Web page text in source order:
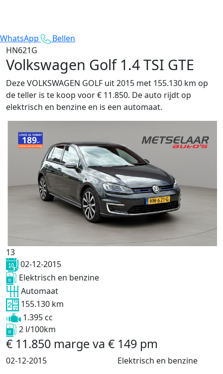
WhatsApp
Bellen
HN621G
Volkswagen Golf 1.4 TSI GTE
Deze VOLKSWAGEN GOLF uit 2015 met 155.130 km op
de teller is te koop voor € 11.850. De auto rijdt op
elektrisch en benzine en is een automaat.
13
02-12-2015
Elektrisch en benzine
Automaat
155.130 km
1.395 cc
2 l/100km
€ 11.850 marge va € 149 pm
02-12-2015 Elektrisch en benzine